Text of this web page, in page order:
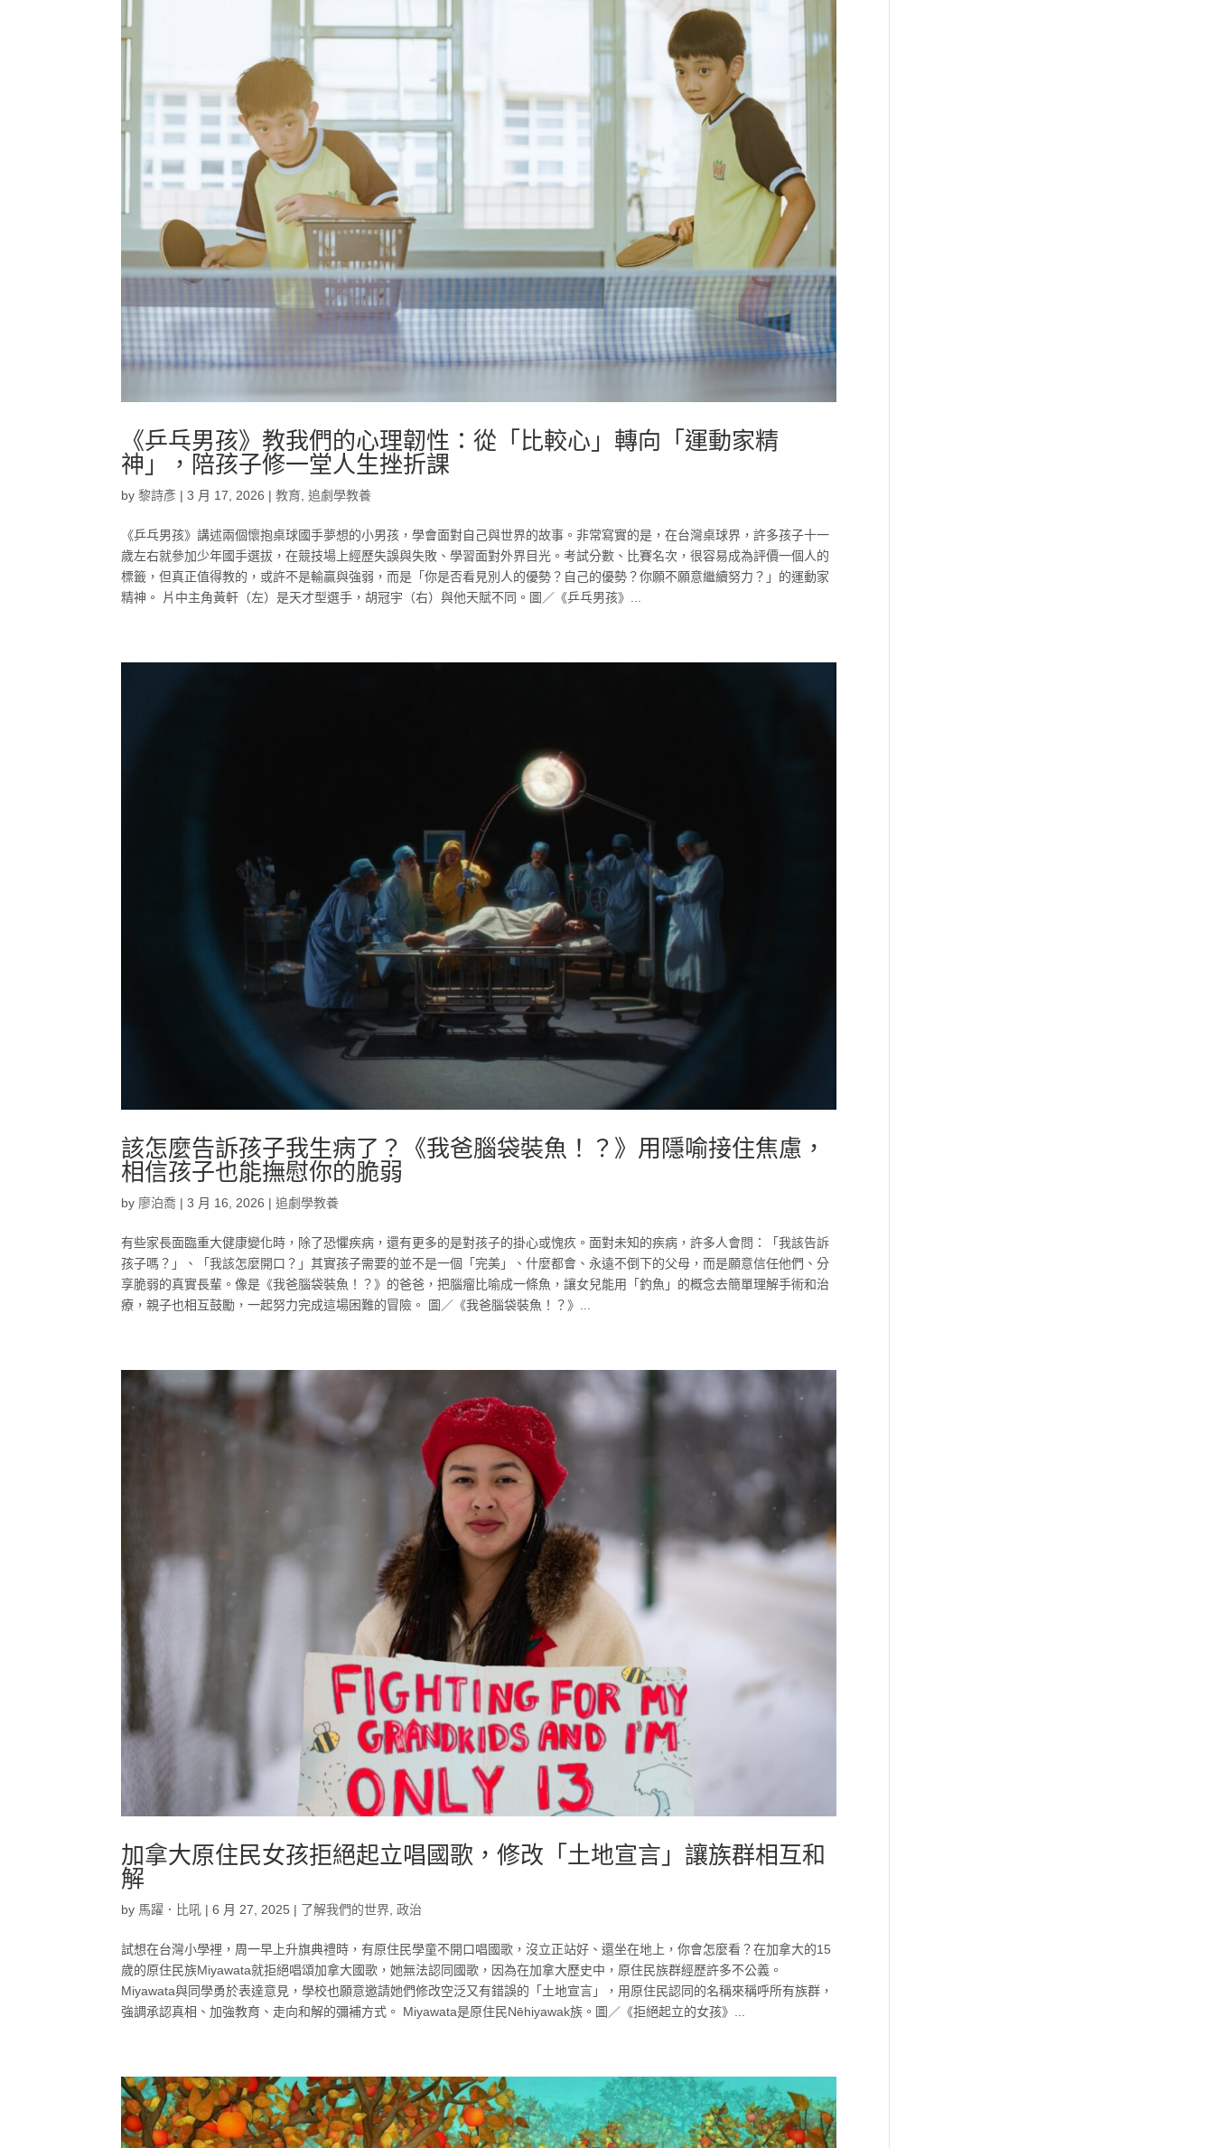
《乒乓男孩》教我們的心理韌性：從「比較心」轉向「運動家精
神」，陪孩子修一堂人生挫折課
by黎詩彥 |3 月 17, 2026 |教育 ,追劇學教養
《乒乓男孩》講述兩個懷抱桌球國手夢想的小男孩，學會面對自己與世界的故事。非常寫實的是，在台灣桌球界，許多孩子十一
歲左右就參加少年國手選拔，在競技場上經歷失誤與失敗、學習面對外界目光。考試分數、比賽名次，很容易成為評價一個人的
標籤，但真正值得教的，或許不是輸贏與強弱，而是「你是否看見別人的優勢？自己的優勢？你願不願意繼續努力？」的運動家
精神。 片中主角黃軒（左）是天才型選手，胡冠宇（右）與他天賦不同。圖／《乒乓男孩》...
該怎麼告訴孩子我生病了？《我爸腦袋裝魚！？》用隱喻接住焦慮，
相信孩子也能撫慰你的脆弱
by 廖泊喬 |3 月 16, 2026 |追劇學教養
有些家長面臨重大健康變化時，除了恐懼疾病，還有更多的是對孩子的掛心或愧疚。面對未知的疾病，許多人會問：「我該告訴
孩子嗎？」、「我該怎麼開口？」其實孩子需要的並不是一個「完美」、什麼都會、永遠不倒下的父母，而是願意信任他們、分
享脆弱的真實長輩。像是《我爸腦袋裝魚！？》的爸爸，把腦瘤比喻成一條魚，讓女兒能用「釣魚」的概念去簡單理解手術和治
療，親子也相互鼓勵，一起努力完成這場困難的冒險。 圖／《我爸腦袋裝魚！？》...
加拿大原住民女孩拒絕起立唱國歌，修改「土地宣言」讓族群相互和
解
by 馬躍．比吼 |6 月 27, 2025 | 了解我們的世界,政治
試想在台灣小學裡，周一早上升旗典禮時，有原住民學童不開口唱國歌，沒立正站好、還坐在地上，你會怎麼看？在加拿大的15
歲的原住民族Miyawata就拒絕唱頌加拿大國歌，她無法認同國歌，因為在加拿大歷史中，原住民族群經歷許多不公義。
Miyawata與同學勇於表達意見，學校也願意邀請她們修改空泛又有錯誤的「土地宣言」，用原住民認同的名稱來稱呼所有族群，
強調承認真相、加強教育、走向和解的彌補方式。 Miyawata是原住民Nēhiyawak族。圖／《拒絕起立的女孩》...